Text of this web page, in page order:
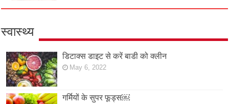
स्वास्थ्य
डिटाक्स डाइट से करें बाडी को क्लीन
May 6, 2022
गर्मियों के सुपर फूड्स￼